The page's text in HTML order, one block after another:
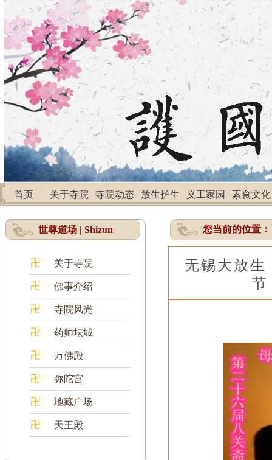
首页 关于寺院 寺院动态 放生护生 义工家园 素食文化
世尊道场 | Shizun
关于寺院
佛事介绍
寺院风光
药师坛城
万佛殿
弥陀宫
地藏广场
天王殿
您当前的位置：
无锡大放
节